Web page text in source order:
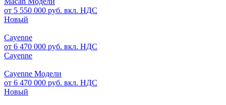
от 5 550 000 руб. вкл. НДС
Новый
Cayenne
от 6 470 000 руб. вкл. НДС
Cayenne
Cayenne Модели
от 6 470 000 руб. вкл. НДС
Новый